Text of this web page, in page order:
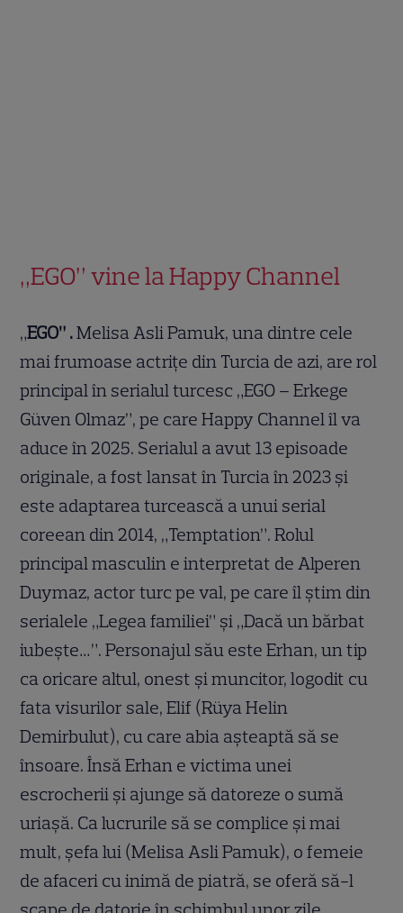
„EGO” vine la Happy Channel
„EGO” .Melisa Asli Pamuk, una dintre cele
mai frumoase actrițe din Turcia de azi, are rol
principal în serialul turcesc „EGO – Erkege
Güven Olmaz”, pe care Happy Channel îl va
aduce în 2025. Serialul a avut 13 episoade
originale, a fost lansat în Turcia în 2023 și
este adaptarea turcească a unui serial
coreean din 2014, „Temptation”. Rolul
principal masculin e interpretat de Alperen
Duymaz, actor turc pe val, pe care îl știm din
serialele „Legea familiei” și „Dacă un bărbat
iubește…”. Personajul său este Erhan, un tip
ca oricare altul, onest și muncitor, logodit cu
fata visurilor sale, Elif (Rüya Helin
Demirbulut), cu care abia așteaptă să se
însoare. Însă Erhan e victima unei
escrocherii și ajunge să datoreze o sumă
uriașă. Ca lucrurile să se complice și mai
mult, șefa lui (Melisa Asli Pamuk), o femeie
de afaceri cu inimă de piatră, se oferă să-l